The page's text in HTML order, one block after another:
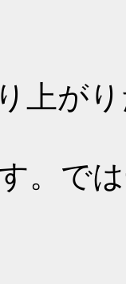
上が
。で